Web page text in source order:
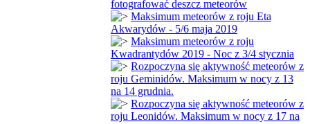
fotografować deszcz meteorów
Maksimum meteorów z roju Eta
Akwarydów - 5/6 maja 2019
Maksimum meteorów z roju
Kwadrantydów 2019 - Noc z 3/4 stycznia
Rozpoczyna się aktywność meteorów z
roju Geminidów. Maksimum w nocy z 13
na 14 grudnia.
Rozpoczyna się aktywność meteorów z
roju Leonidów. Maksimum w nocy z 17 na